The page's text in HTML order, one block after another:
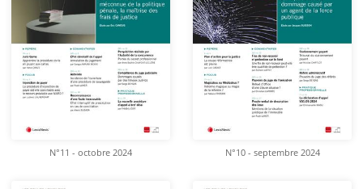
N°11 - octobre 2024 N°10 - septembre 2024